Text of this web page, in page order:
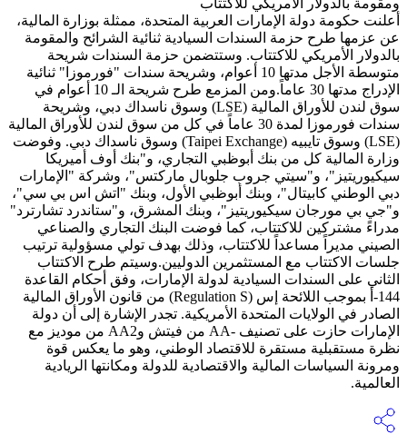
ومقومة بالدولار الأمريكي للاكتتاب
أعلنت حكومة دولة الإمارات العربية المتحدة، ممثلة بوزارة المالية،
عن عزمها طرح حزمة السندات السيادية ثنائية الشرائح والمقومة
بالدولار الأمريكي للاكتتاب. وستتضمن حزمة السندات شريحة
متوسطة الأجل مدتها 10 أعوام، وشريحة سندات "فورموزا" ثنائية
الإدراج مدتها 30 عاماً.ومن المزمع طرح شريحة الـ 10 أعوام في
سوق لندن للأوراق المالية (LSE) وسوق ناسداك دبي، وشريحة
سندات فورموزا لمدة 30 عاماً في كل من سوق لندن للأوراق المالية
(LSE) وسوق تايبيه (Taipei Exchange) وسوق ناسداك دبي. وفوضت
وزارة المالية كل من بنك أبوظبي التجاري، و"بنك أوف أميريكا
سيكيوريتيز"، و"سيتي جروب جلوبال ماركتس"، وشركة "الإمارات
دبي الوطني كابيتال"، وبنك أبوظبي الأول، وبنك "اتش اس بي سي"،
و"جي بي مورجان سيكيوريتيز"، وبنك المشرق، و"ستاندرد تشارترد"
مدراءً مشتركين للاكتتاب، كما فوضت البنك التجاري والصناعي
الصيني مديراً مساعداً للاكتتاب، وذلك بهدف تولي مسؤولية ترتيب
جلسات الاكتتاب مع المستثمرين الدوليين.وسيتم طرح الاكتتاب
الثاني على السندات السيادية لدولة الإمارات، وفق أحكام القاعدة
144-أ بموجب اللائحة إس (Regulation S) من قانون الأوراق المالية
الصادر في الولايات المتحدة الأمريكية. تجدر الإشارة إلى أن دولة
الإمارات حازت على تصنيف -AA من فيتش وAA2 من موديز مع
نظرة مستقبلية مستقرة للاقتصاد الوطني، وهو ما يعكس قوة
ومرونة السياسات المالية والاقتصادية للدولة ومكانتها الريادية
العالمية. ​